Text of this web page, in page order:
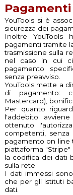
YouTools si è
sicurezza dei
Inoltre YouTools
pagamenti tramite
trasmissione sulla
nel caso in cui
pagamento
senza preavviso.
YouTools mette a
di pagamento:
Mastercard),
Per quanto
l'addebito
ottenuto
competenti,
pagamento on line
piattaforma
la codifica dei dati
sulla rete.
I dati immessi
che per gli istituti
dati.